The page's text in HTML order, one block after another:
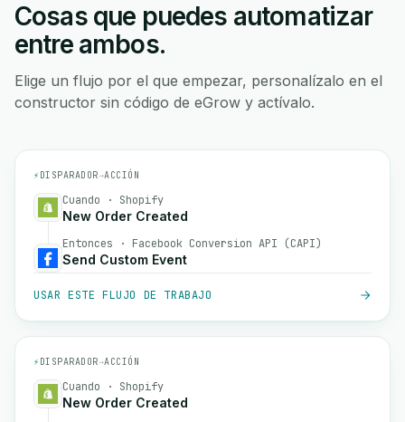
Cosas que puedes automatizar
entre ambos.
Elige un flujo por el que empezar, personalízalo en el
constructor sin código de eGrow y actívalo.
⚡ DISPARADOR→ACCIÓN
Cuando · Shopify
New Order Created
Entonces · Facebook Conversion API (CAPI)
Send Custom Event
USAR ESTE FLUJO DE TRABAJO
⚡ DISPARADOR→ACCIÓN
Cuando · Shopify
New Order Created